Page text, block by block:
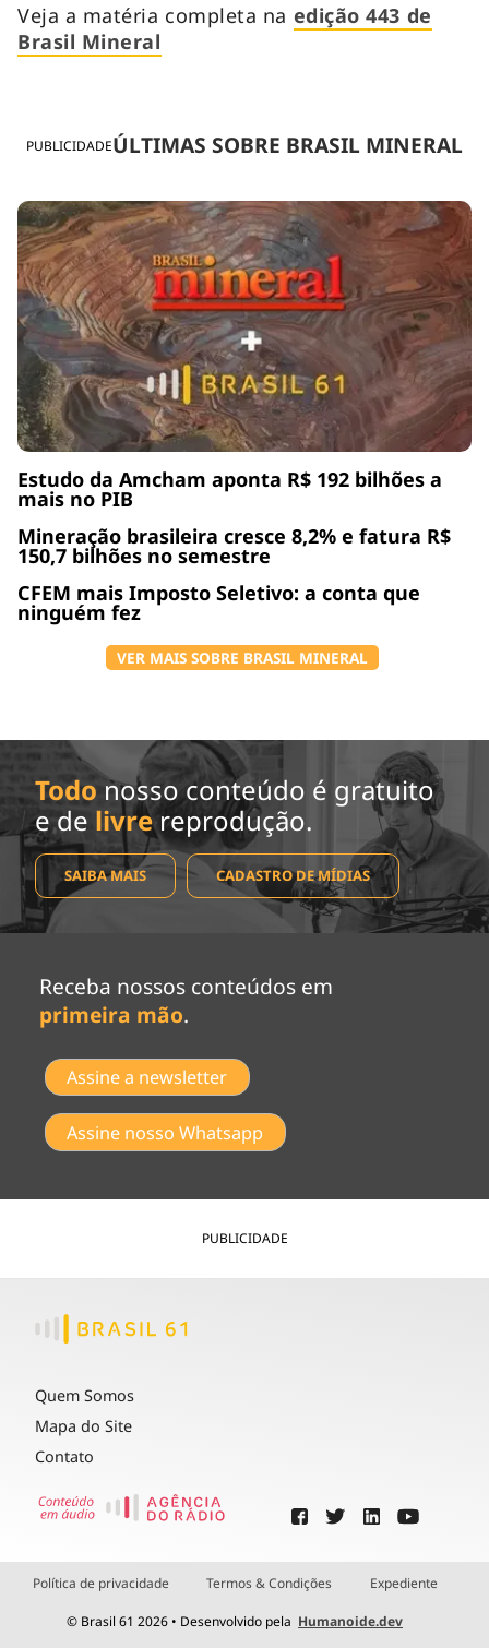
PUBLICIDADEÚLTIMAS SOBRE BRASIL MINERAL
Estudo da Amcham aponta R$ 192 bilhões a
mais no PIB
Mineração brasileira cresce 8,2% e fatura R$
150,7 bilhões no semestre
CFEM mais Imposto Seletivo: a conta que
ninguém fez
VER MAIS SOBRE BRASIL MINERAL
Veja a matéria completa na edição 443 de
Brasil Mineral
Todo nosso conteúdo é gratuito
e de livrereprodução.
SAIBA MAIS CADASTRO DE MÍDIAS
Receba nossos conteúdos em
primeira mão.
Assine a newsletter
Assine nosso Whatsapp
PUBLICIDADE
Quem Somos
Mapa do Site
Contato
Política de privacidade Termos & Condições Expediente
© Brasil 61 2026 • Desenvolvido pela Humanoide.dev